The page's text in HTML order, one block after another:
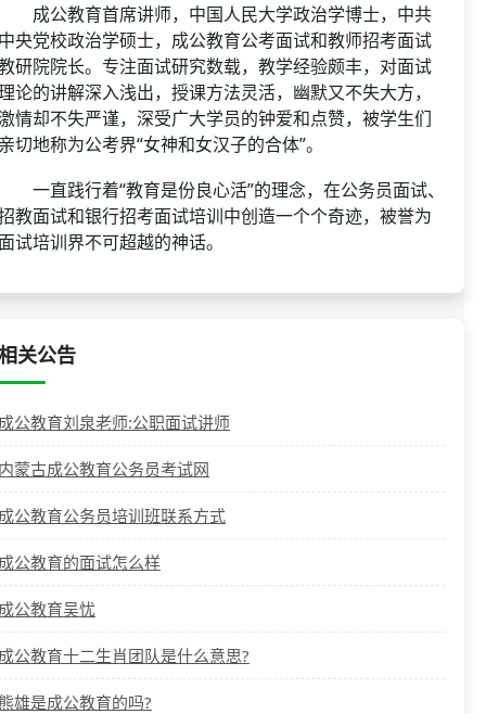
公教育首席讲师，中国人民大学政治学博士，中共
央党校政治学硕士，成公教育公考面试和教师招考面试
研院院长。专注面试研究数载，教学经验颇丰，对面试
论的讲解深入浅出，授课方法灵活，幽默又不失大方，
情却不失严谨，深受广大学员的钟爱和点赞，被学生们
切地称为公考界“女神和女汉子的合体”。
直践行着“教育是份良心活”的理念，在公务员面试、
教面试和银行招考面试培训中创造一个个奇迹，被誉为
试培训界不可超越的神话。
关公告
公教育刘泉老师:公职面试讲师
蒙古成公教育公务员考试网
公教育公务员培训班联系方式
公教育的面试怎么样
公教育吴忧
公教育十二生肖团队是什么意思?
雄是成公教育的吗?